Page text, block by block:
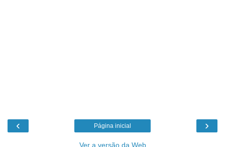
‹ ›
Página inicial
Ver a versão da Web